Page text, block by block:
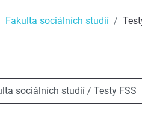
Fakulta sociálních studií